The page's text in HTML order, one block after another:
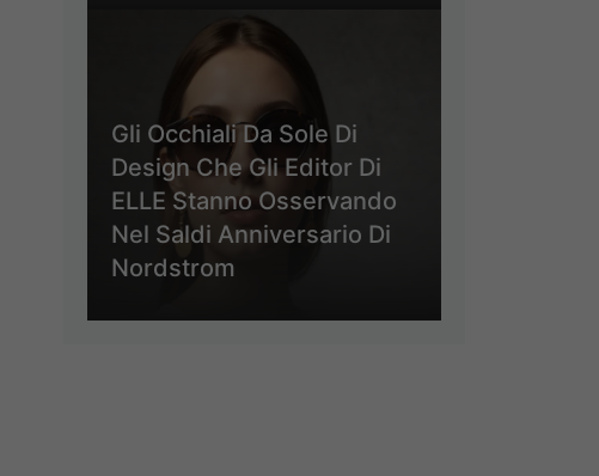
Gli Occhiali Da Sole Di
Design Che Gli Editor Di
ELLE Stanno Osservando
Nel Saldi Anniversario Di
Nordstrom